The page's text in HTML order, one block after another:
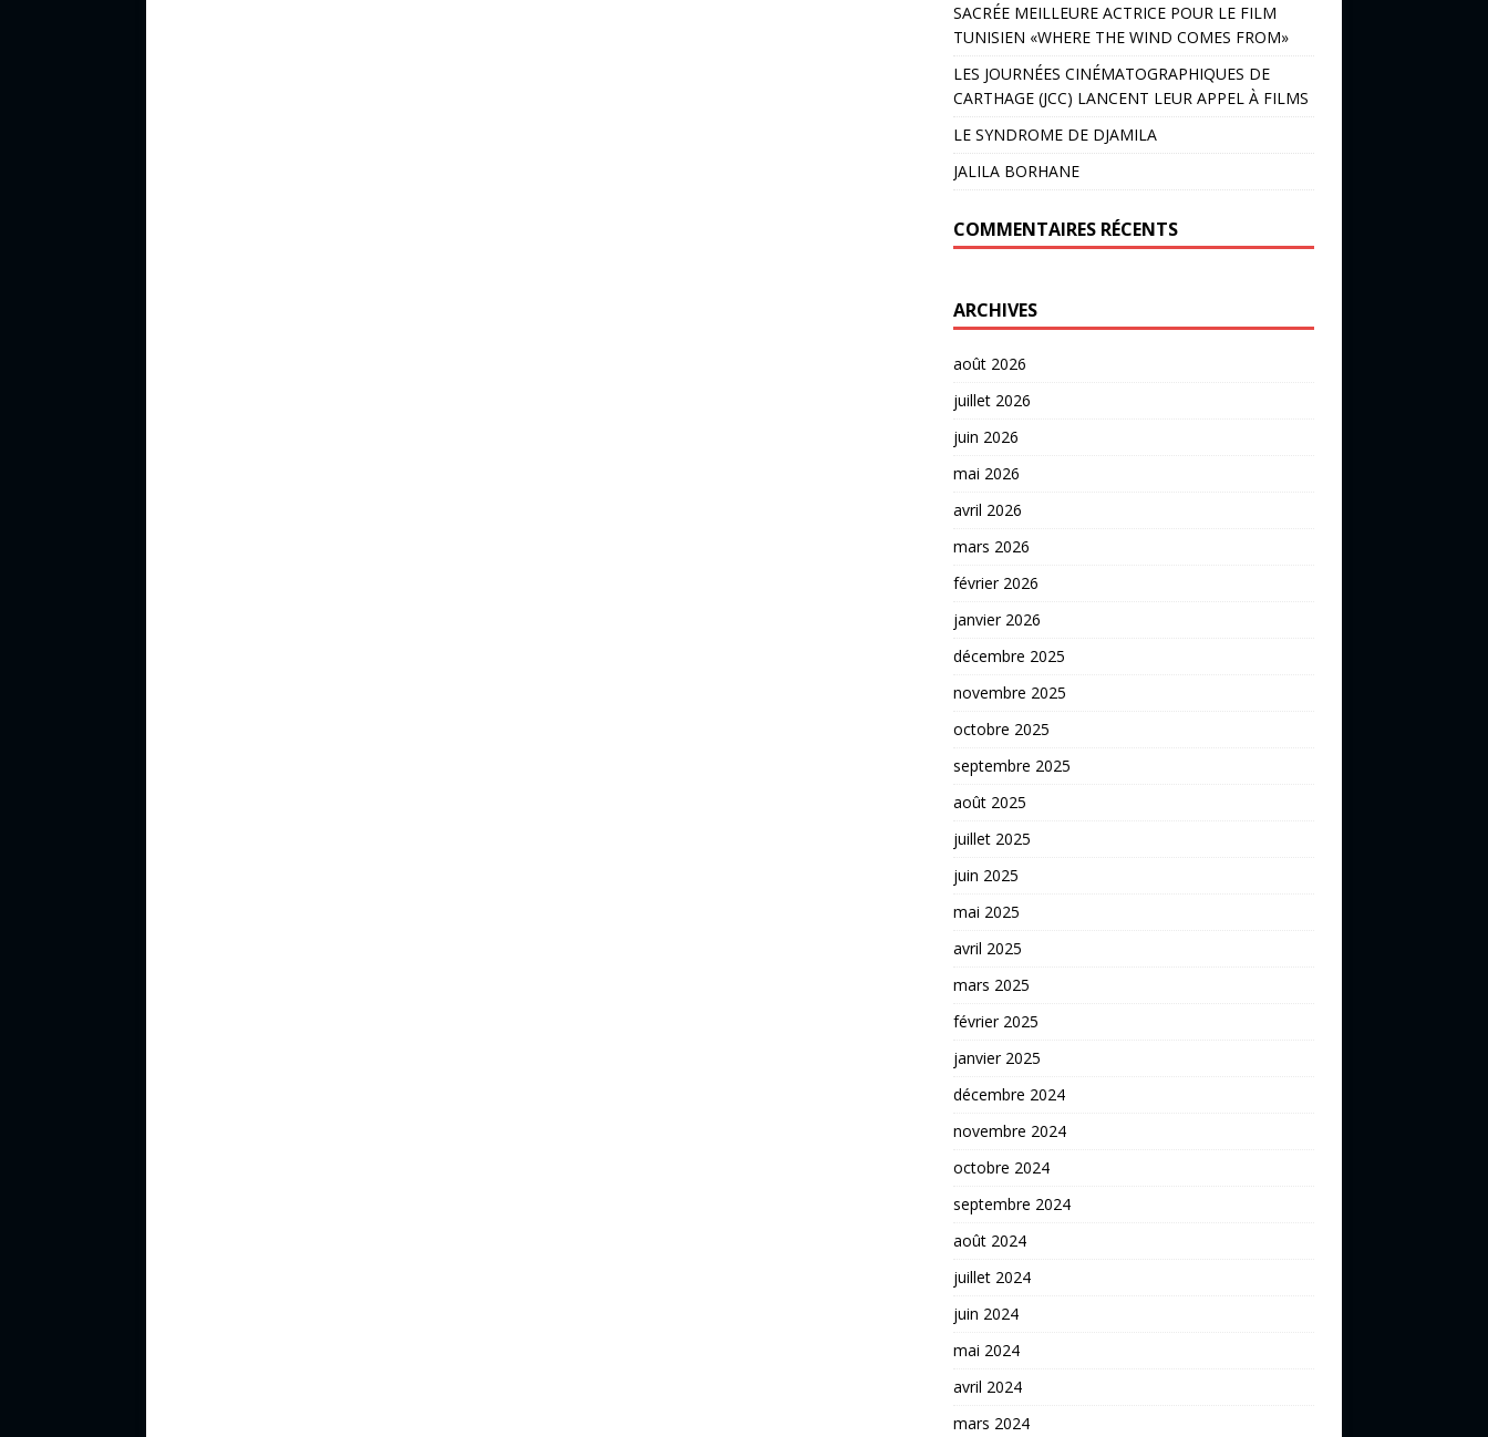
SACRÉE MEILLEURE ACTRICE POUR LE FILM
TUNISIEN «WHERE THE WIND COMES FROM»
LES JOURNÉES CINÉMATOGRAPHIQUES DE
CARTHAGE (JCC) LANCENT LEUR APPEL À FILMS
LE SYNDROME DE DJAMILA
JALILA BORHANE
COMMENTAIRES RÉCENTS
ARCHIVES
août 2026
juillet 2026
juin 2026
mai 2026
avril 2026
mars 2026
février 2026
janvier 2026
décembre 2025
novembre 2025
octobre 2025
septembre 2025
août 2025
juillet 2025
juin 2025
mai 2025
avril 2025
mars 2025
février 2025
janvier 2025
décembre 2024
novembre 2024
octobre 2024
septembre 2024
août 2024
juillet 2024
juin 2024
mai 2024
avril 2024
mars 2024